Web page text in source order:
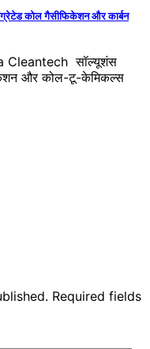
कोल गैसीफिकेशन और कार्बन
Cleantech सॉल्यूशंस
और कोल-टू-केमिकल्स
Required fields